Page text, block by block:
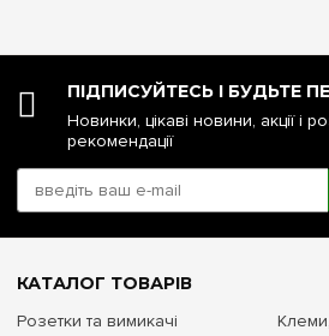
ПІДПИСУЙТЕСЬ І БУДЬТЕ
Новинки, цікаві новини, акції і
рекомендації
КАТАЛОГ ТОВАРІВ
Розетки та вимикачі